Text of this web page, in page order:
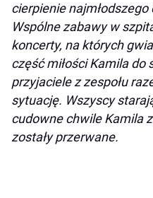
cierpienie najmłodszego
Wspólne zabawy w
koncerty, na których
część miłości Kamila
przyjaciele z zespołu
sytuację. Wszyscy
cudowne chwile Kamila
zostały przerwane.